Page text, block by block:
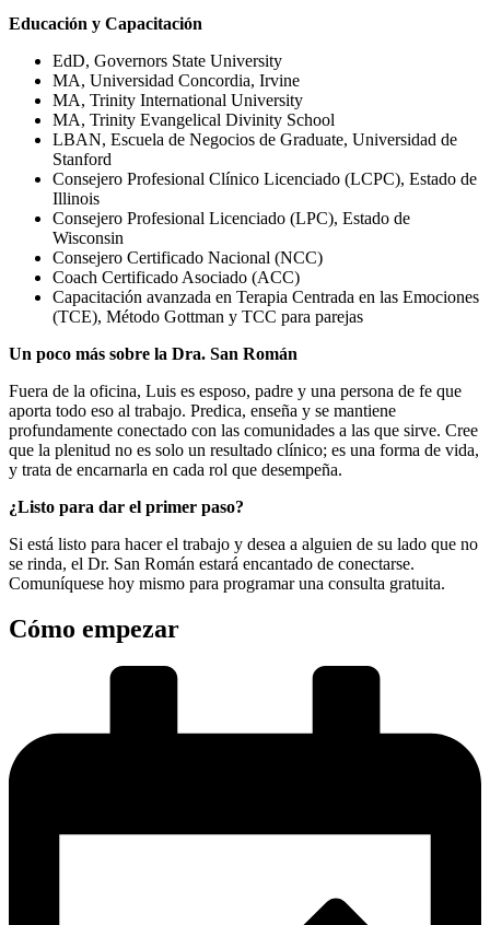
Educación y Capacitación
EdD, Governors State University
MA, Universidad Concordia, Irvine
MA, Trinity International University
MA, Trinity Evangelical Divinity School
LBAN, Escuela de Negocios de Graduate, Universidad de
Stanford
Consejero Profesional Clínico Licenciado (LCPC), Estado de
Illinois
Consejero Profesional Licenciado (LPC), Estado de
Wisconsin
Consejero Certificado Nacional (NCC)
Coach Certificado Asociado (ACC)
Capacitación avanzada en Terapia Centrada en las Emociones
(TCE), Método Gottman y TCC para parejas
Un poco más sobre la Dra. San Román
Fuera de la oficina, Luis es esposo, padre y una persona de fe que
aporta todo eso al trabajo. Predica, enseña y se mantiene
profundamente conectado con las comunidades a las que sirve. Cree
que la plenitud no es solo un resultado clínico; es una forma de vida,
y trata de encarnarla en cada rol que desempeña.
¿Listo para dar el primer paso?
Si está listo para hacer el trabajo y desea a alguien de su lado que no
se rinda, el Dr. San Román estará encantado de conectarse.
Comuníquese hoy mismo para programar una consulta gratuita.
Cómo empezar